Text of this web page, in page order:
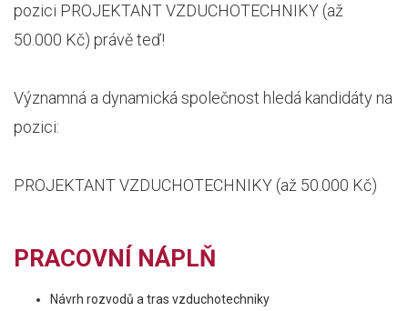
pozici PROJEKTANT VZDUCHOTECHNIKY (až
50.000 Kč) právě teď!
Významná a dynamická společnost hledá kandidáty na
pozici:
PROJEKTANT VZDUCHOTECHNIKY (až 50.000 Kč)
PRACOVNÍ NÁPLŇ
Návrh rozvodů a tras vzduchotechniky